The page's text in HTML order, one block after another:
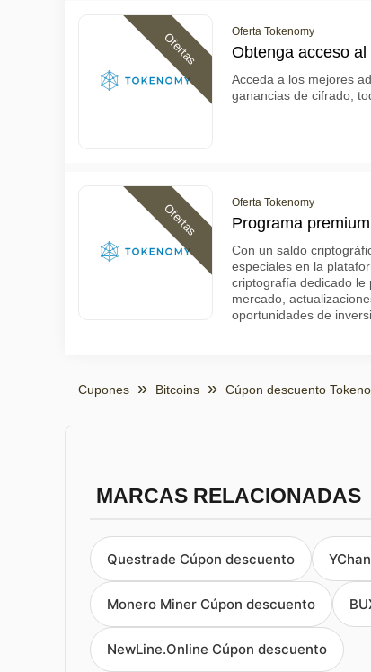
Ofertas Oferta Tokenomy
Obtenga acceso
Acceda a los mejores
ganancias de cifrado,
Ofertas Oferta Tokenomy
Programa
Con un saldo
especiales en la
criptografía dedicado le
mercado,
oportunidades de
Cupones Bitcoins Cúpon descuento
MARCAS RELACIONADAS
Questrade Cúpon descuento
Monero Miner Cúpon descuento
NewLine.Online Cúpon descuento